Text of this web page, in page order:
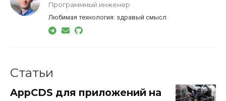
Программный инженер
Любимая технология: здравый смысл
Статьи
AppCDS для приложений на